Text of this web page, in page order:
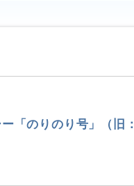
「のりのり号」（旧：